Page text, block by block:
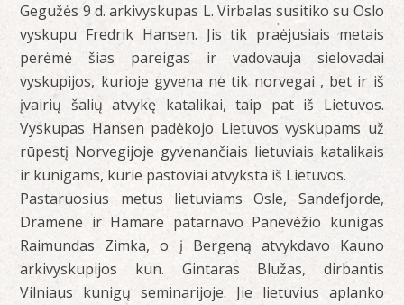
Gegužės 9 d. arkivyskupas L. Virbalas susitiko su Oslo
vyskupu Fredrik Hansen. Jis tik praėjusiais metais
perėmė šias pareigas ir vadovauja sielovadai
vyskupijos, kurioje gyvena ne tik norvegai , bet ir iš
įvairių šalių atvykę katalikai, taip pat iš Lietuvos.
Vyskupas Hansen padėkojo Lietuvos vyskupams už
rūpestį Norvegijoje gyvenančiais lietuviais katalikais
ir kunigams, kurie pastoviai atvyksta iš Lietuvos.
Pastaruosius metus lietuviams Osle, Sandefjorde,
Dramene ir Hamare patarnavo Panevėžio kunigas
Raimundas Zimka, o į Bergeną atvykdavo Kauno
arkivyskupijos kun. Gintaras Blužas, dirbantis
Vilniaus kunigų seminarijoje. Jie lietuvius aplanko